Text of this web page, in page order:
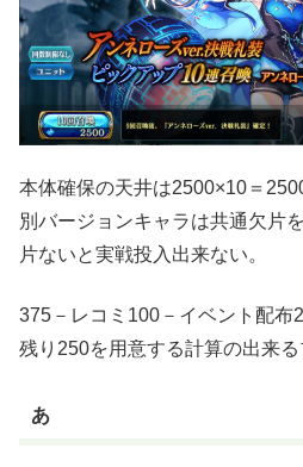
本体確保の天井は2500×10＝
別バージョンキャラは共通欠片
片ないと実戦投入出来ない。
375－レコミ100－イベント配布
残り250を用意する計算の出来る
あ